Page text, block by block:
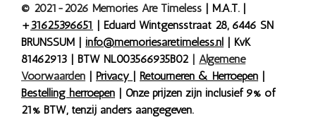
© 2021-2026 Memories Are Timeless | M.A.T. |
+31625396651 | Eduard Wintgensstraat 28, 6446 SN
BRUNSSUM | info@memoriesaretimeless.nl | KvK
81462913 | BTW NL003566935B02 | Algemene
Voorwaarden | Privacy | Retourneren & Herroepen |
Bestelling herroepen | Onze prijzen zijn inclusief 9% of
21% BTW, tenzij anders aangegeven.